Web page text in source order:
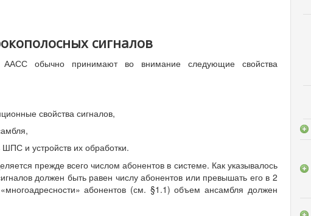
сигналов
обычно принимают во внимание следующие свойства
свойства сигналов,
и устройств их обработки.
прежде всего числом абонентов в системе. Как указывалось
должен быть равен числу абонентов или превышать его в 2
абонентов (см. §1.1) объем ансамбля должен